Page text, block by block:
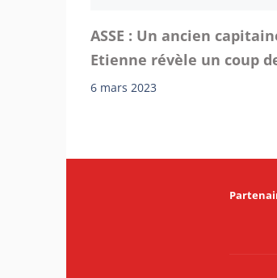
ASSE : Un ancien
Etienne révèle un coup
6 mars 2023